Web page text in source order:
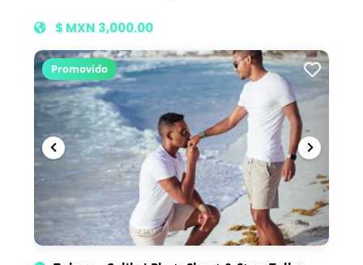
$ MXN 3,000.00
Promovido